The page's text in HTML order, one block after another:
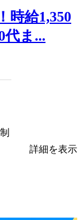
時給1,350
ま...
詳細を表示